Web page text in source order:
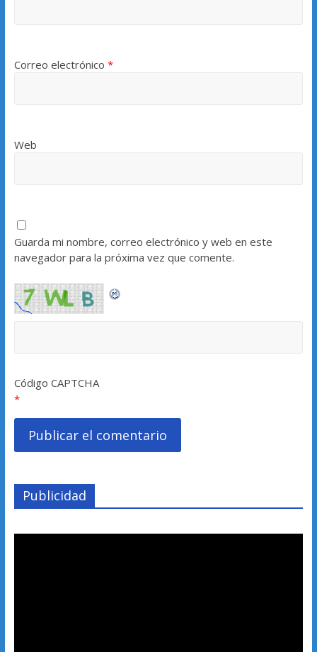
Correo electrónico *
Web
Guarda mi nombre, correo electrónico y web en este
navegador para la próxima vez que comente.
Código CAPTCHA
*
Publicidad